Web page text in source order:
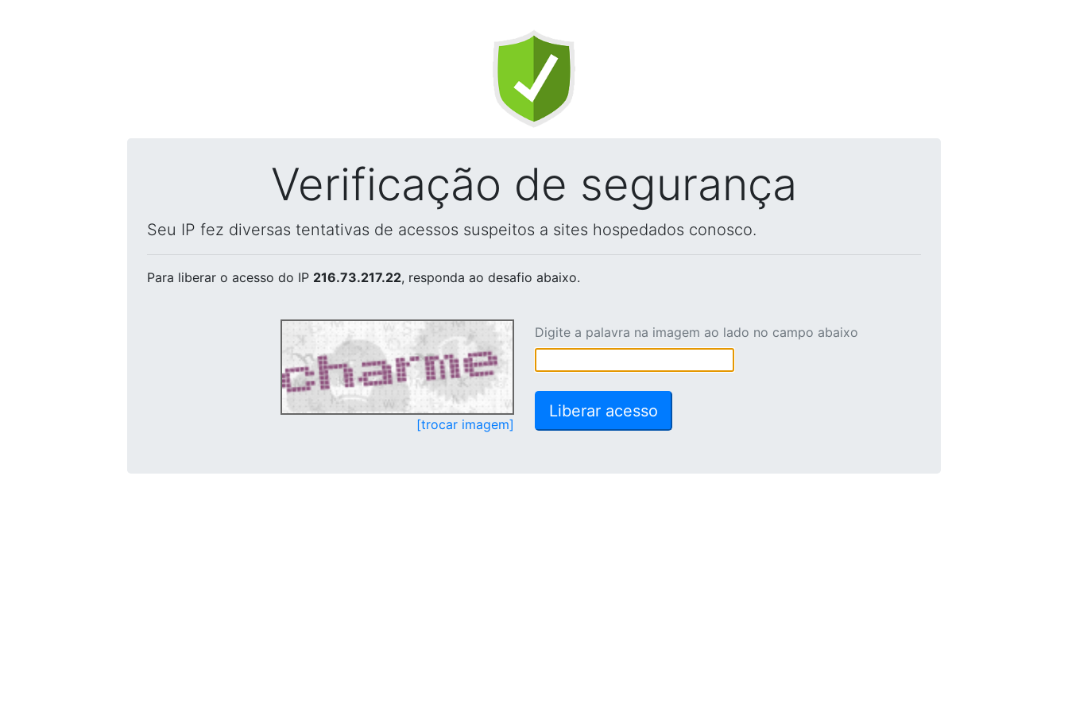
Verificação de segurança
Seu IP fez diversas tentativas de acessos suspeitos a sites hospedados conosco.
Para liberar o acesso do IP 216.73.217.22, responda ao desafio abaixo.
[trocar imagem]
Digite a palavra na imagem ao lado no campo abaixo